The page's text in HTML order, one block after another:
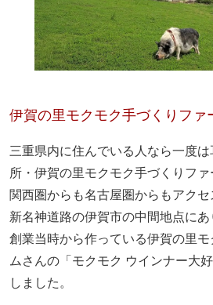
伊賀の里モクモク手づくりファ
三重県内に住んでいる人なら一度
所・伊賀の里モクモク手づくりファ
関西圏からも名古屋圏からもアク
新名神道路の伊賀市の中間地点にあ
創業当時から作っている伊賀の里
ムさんの「モクモク ウインナー大
しました。